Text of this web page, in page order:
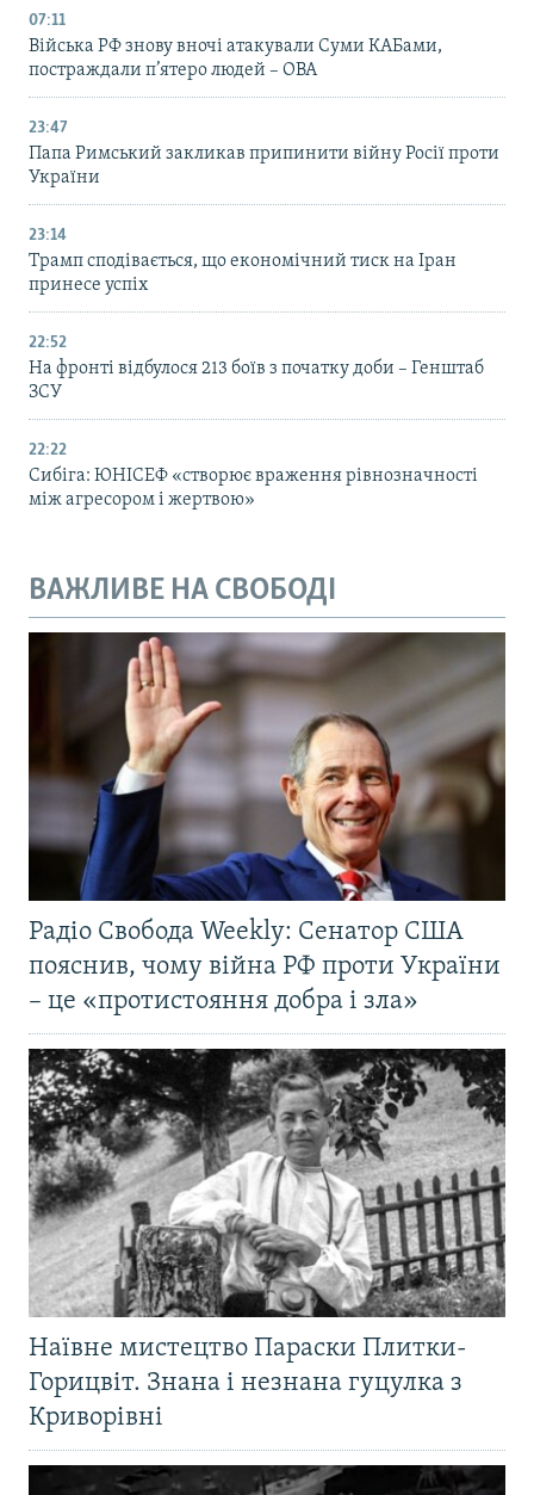
07:11
Війська РФ знову вночі атакували Суми КАБами,
постраждали п’ятеро людей – ОВА
23:47
Папа Римський закликав припинити війну Росії проти
України
23:14
Трамп сподівається, що економічний тиск на Іран
принесе успіх
22:52
На фронті відбулося 213 боїв з початку доби – Генштаб
ЗСУ
22:22
Сибіга: ЮНІСЕФ «створює враження рівнозначності
між агресором і жертвою»
ВАЖЛИВЕ НА СВОБОДІ
Радіо Свобода Weekly: Сенатор США
пояснив, чому війна РФ проти України
– це «протистояння добра і зла»
Наївне мистецтво Параски Плитки-
Горицвіт. Знана і незнана гуцулка з
Криворівні